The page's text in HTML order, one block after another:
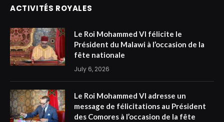
ACTIVITÉS ROYALES
Le Roi Mohammed VI félicite le
Président du Malawi à l’occasion de la
fête nationale
July 6, 2026
Le Roi Mohammed VI adresse un
message de félicitations au Président
des Comores à l’occasion de la fête